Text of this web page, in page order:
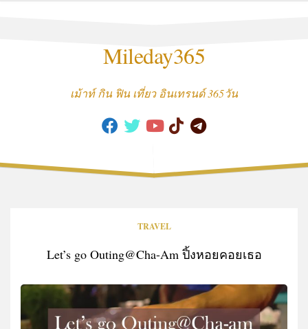
Mileday365
เม้าท์ กิน ฟิน เที่ยว อินเทรนด์ 365วัน
TRAVEL
Let’s go Outing@Cha-Am ปิ้งหอยคอยเธอ